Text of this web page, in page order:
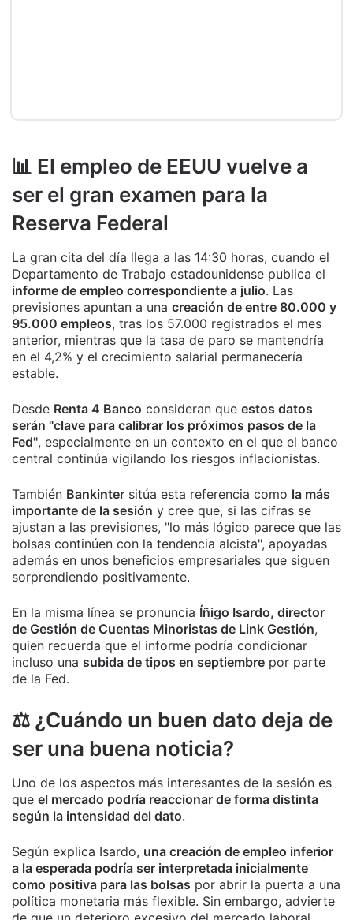
📊 El empleo de EEUU vuelve a
ser el gran examen para la
Reserva Federal
La gran cita del día llega a las 14:30 horas, cuando el
Departamento de Trabajo estadounidense publica el
informe de empleo correspondiente a julio. Las
previsiones apuntan a una creación de entre 80.000 y
95.000 empleos, tras los 57.000 registrados el mes
anterior, mientras que la tasa de paro se mantendría
en el 4,2% y el crecimiento salarial permanecería
estable.
Desde Renta 4 Banco consideran que estos datos
serán "clave para calibrar los próximos pasos de la
Fed", especialmente en un contexto en el que el banco
central continúa vigilando los riesgos inflacionistas.
También Bankinter sitúa esta referencia como la más
importante de la sesión y cree que, si las cifras se
ajustan a las previsiones, "lo más lógico parece que las
bolsas continúen con la tendencia alcista", apoyadas
además en unos beneficios empresariales que siguen
sorprendiendo positivamente.
En la misma línea se pronuncia Íñigo Isardo, director
de Gestión de Cuentas Minoristas de Link Gestión,
quien recuerda que el informe podría condicionar
incluso una subida de tipos en septiembre por parte
de la Fed.
⚖️ ¿Cuándo un buen dato deja de
ser una buena noticia?
Uno de los aspectos más interesantes de la sesión es
que el mercado podría reaccionar de forma distinta
según la intensidad del dato.
Según explica Isardo, una creación de empleo inferior
a la esperada podría ser interpretada inicialmente
como positiva para las bolsas por abrir la puerta a una
política monetaria más flexible. Sin embargo, advierte